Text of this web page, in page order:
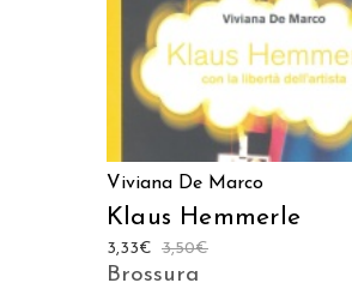
Viviana De Marco
Klaus Hemmerle
3,50€
3,33€
Brossura